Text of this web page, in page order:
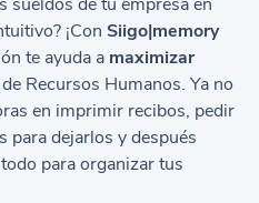
¡Con Siigo|memory
te ayuda a maximizar
Recursos Humanos. Ya no
en imprimir recibos, pedir
para dejarlos y después
para organizar tus